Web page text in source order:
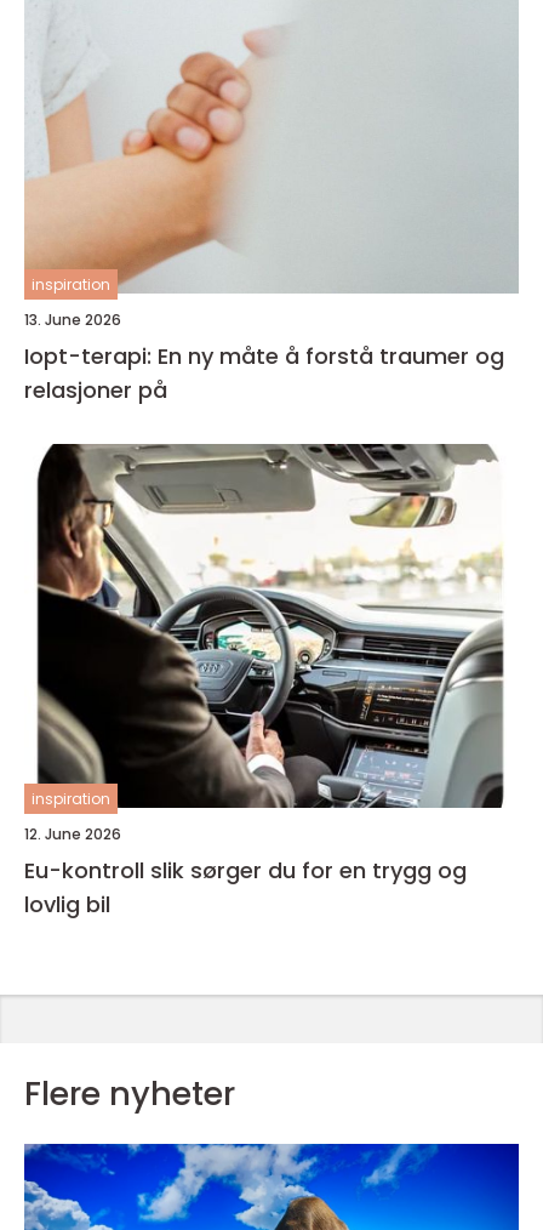
inspiration
13. June 2026
Iopt-terapi: En ny måte å forstå traumer og
relasjoner på
inspiration
12. June 2026
Eu-kontroll slik sørger du for en trygg og
lovlig bil
Flere nyheter